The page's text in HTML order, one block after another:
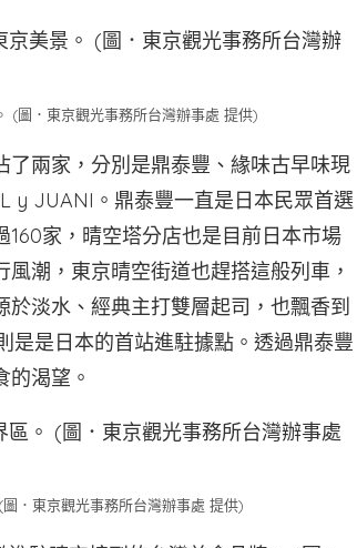
(圖．東京觀光事務所台灣辦事處 提供)
兩家，分別是鼎泰豐、緣味古早味現
y JUANI。鼎泰豐一直是日本民眾首選
家，晴空塔分店也是目前日本市場
潮，東京晴空街道也趕搭這般列車，
淡水、經典主打雙層起司，也飄香到
是是日本的首站進駐據點。透過鼎泰豐
渴望。
．東京觀光事務所台灣辦事處 提供)